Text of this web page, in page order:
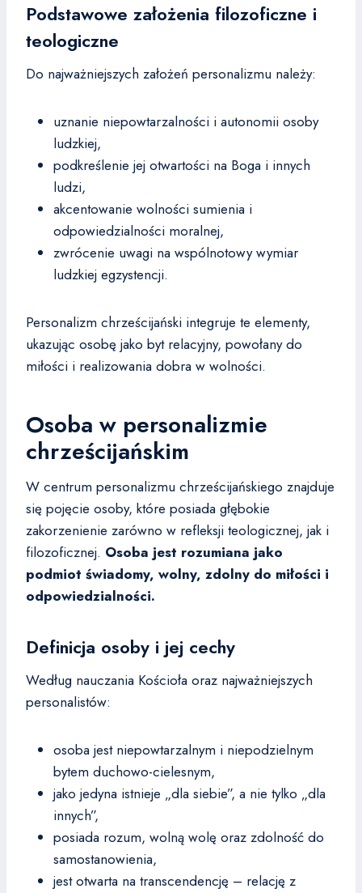
Podstawowe założenia filozoficzne i
teologiczne
Do najważniejszych założeń personalizmu należy:
uznanie niepowtarzalności i autonomii osoby
ludzkiej,
podkreślenie jej otwartości na Boga i innych
ludzi,
akcentowanie wolności sumienia i
odpowiedzialności moralnej,
zwrócenie uwagi na wspólnotowy wymiar
ludzkiej egzystencji.
Personalizm chrześcijański integruje te elementy,
ukazując osobę jako byt relacyjny, powołany do
miłości i realizowania dobra w wolności.
Osoba w personalizmie
chrześcijańskim
W centrum personalizmu chrześcijańskiego znajduje
się pojęcie osoby, które posiada głębokie
zakorzenienie zarówno w refleksji teologicznej, jak i
filozoficznej. Osoba jest rozumiana jako
podmiot świadomy, wolny, zdolny do miłości i
odpowiedzialności.
Definicja osoby i jej cechy
Według nauczania Kościoła oraz najważniejszych
personalistów:
osoba jest niepowtarzalnym i niepodzielnym
bytem duchowo-cielesnym,
jako jedyna istnieje „dla siebie”, a nie tylko „dla
innych”,
posiada rozum, wolną wolę oraz zdolność do
samostanowienia,
jest otwarta na transcendencję – relację z